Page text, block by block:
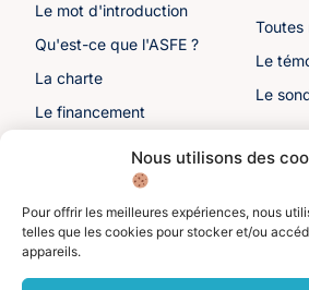
Nous utilisons des
Pour offrir les meilleures expériences, nous
telles que les cookies pour stocker et/ou
appareils.
Le mot d'introduction
Qu'est-ce que l'ASFE ?
La charte
Le financement
Les sénateurs
Toutes
Le
Le
Autre liens
Toutes les ressources
Divers